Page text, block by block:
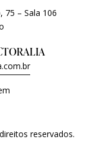
75 – Sala 106
reservados.